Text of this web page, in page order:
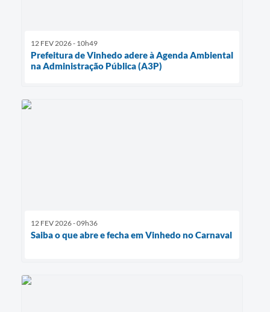
12 FEV 2026 - 10h49
Prefeitura de Vinhedo adere à Agenda Ambiental
na Administração Pública (A3P)
12 FEV 2026 - 09h36
Saiba o que abre e fecha em Vinhedo no Carnaval